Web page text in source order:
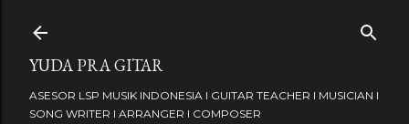
YUDA PRA GITAR
ASESOR LSP MUSIK INDONESIA I GUITAR TEACHER I MUSICIAN I
SONG WRITER I ARRANGER I COMPOSER